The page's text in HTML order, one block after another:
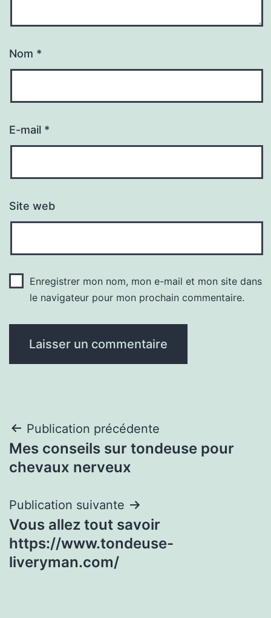
Nom *
E-mail *
Site web
Enregistrer mon nom, mon e-mail et mon site dans
le navigateur pour mon prochain commentaire.
Navigation
de
Publication précédente
Mes conseils sur tondeuse pour
chevaux nerveux
Publication suivante
Vous allez tout savoir
https://www.tondeuse-
liveryman.com/